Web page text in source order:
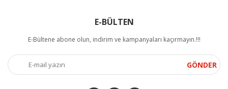
E-BÜLTEN
E-Bültene abone olun, indirim ve kampanyaları kaçırmayın.!!!
GÖNDER